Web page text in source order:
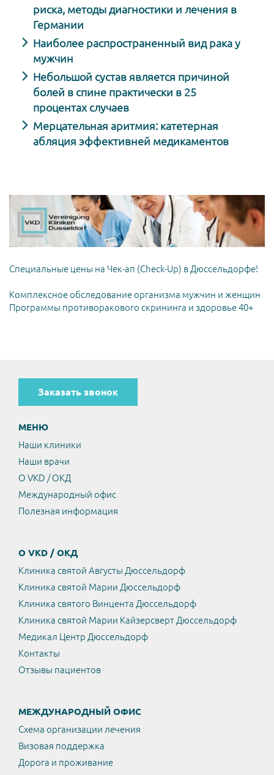
риска, методы диагностики и лечения в
Германии
Наиболее распространенный вид рака у
мужчин
Небольшой сустав является причиной
болей в спине практически в 25
процентах случаев
Мерцательная аритмия: катетерная
абляция эффективней медикаментов
Специальные цены на Чек-ап (Check-Up) в Дюссельдорфе!
Комплексное обследование организма мужчин и женщин
Программы противоракового скрининга и здоровье 40+
Заказать звонок
МЕНЮ
Наши клиники
Наши врачи
О VKD / ОКД
Международный офис
Полезная информация
О VKD / ОКД
Клиника святой Августы Дюссельдорф
Клиника святой Марии Дюссельдорф
Клиника святого Винцента Дюссельдорф
Клиника святой Марии Кайзерсверт Дюссельдорф
Медикал Центр Дюссельдорф
Контакты
Отзывы пациентов
МЕЖДУНАРОДНЫЙ ОФИС
Схема организации лечения
Визовая поддержка
Дорога и проживание